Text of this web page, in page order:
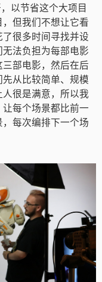
以节省这个大项目
但我们不想让它看
很多时间寻找并设
法负担为每部电影
部电影，然后在后
从比较简单、规模
很是满意，所以我
每个场景都比前一
每次编排下一个场